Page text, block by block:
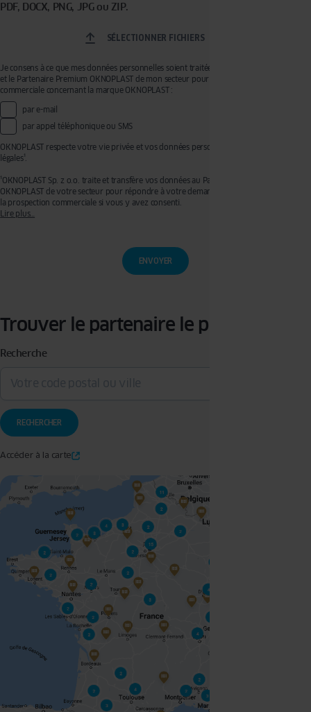
PDF, DOCX, PNG, JPG ou ZIP.
SÉLECTIONNER FICHIERS
Je consens à ce que mes données personnelles soient traitées par OKNOPLAST Sp. z o.o.
et le Partenaire Premium OKNOPLAST de mon secteur pour recevoir de la prospection
commerciale concernant la marque OKNOPLAST :
par e-mail
par appel téléphonique ou SMS
OKNOPLAST respecte votre vie privée et vos données personnelles, voir mentions
légales¹.
¹OKNOPLAST Sp. z o.o. traite et transfère vos données au Partenaire Premium
OKNOPLAST de votre secteur pour répondre à votre demande de devis et effectuer de
la prospection commerciale si vous y avez consenti.
l’établissement de votre devis. Vous disposez d’un droit d’accès, de rectification, de
retrait de votre consentement ainsi que d’un droit à l’effacement, à la limitation du
traitement et à la portabilité que vous pouvez exercer en écrivant à l’adresse :
Lire plus…
Trouver le partenaire le plus proche
Recherche
Accéder à la carte